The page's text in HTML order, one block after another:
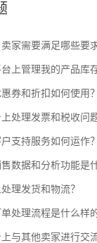
家需要满足哪些要
上管理我的产品库存
券和折扣如何使用？
处理发票和税收问题
支持服务如何运作？
数据和分析功能是
理发货和物流？
处理流程是什么样的
与其他卖家进行交